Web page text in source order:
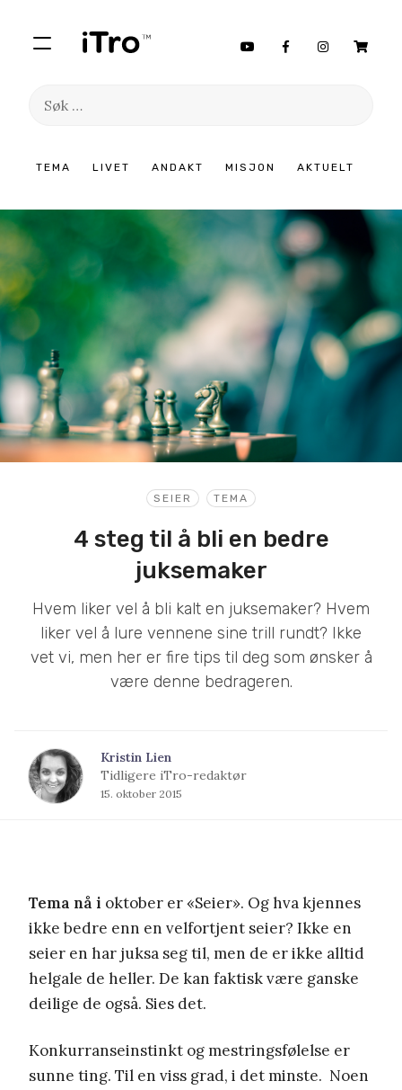
TEMA LIVET ANDAKT MISJON AKTUELT
Søk
innhold
SEIER TEMA
4 steg til å bli en bedre
juksemaker
Hvem liker vel å bli kalt en juksemaker? Hvem
liker vel å lure vennene sine trill rundt? Ikke
vet vi, men her er fire tips til deg som ønsker å
være denne bedrageren.
Kristin Lien
Tidligere iTro-redaktør
15. oktober 2015
Tema nå i oktober er «Seier». Og hva kjennes
ikke bedre enn en velfortjent seier? Ikke en
seier en har juksa seg til, men de er ikke alltid
helgale de heller. De kan faktisk være ganske
deilige de også. Sies det.
Konkurranseinstinkt og mestringsfølelse er
sunne ting. Til en viss grad, i det minste. Noen